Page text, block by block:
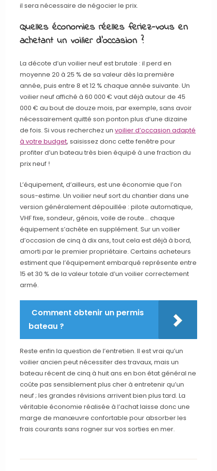
il sera nécessaire de négocier le prix.
Quelles économies réelles feriez-vous en
achetant un voilier d’occasion ?
La décote d’un voilier neuf est brutale : il perd en
moyenne 20 à 25 % de sa valeur dès la première
année, puis entre 8 et 12 % chaque année suivante. Un
voilier neuf affiché à 60 000 € vaut déjà autour de 45
000 € au bout de douze mois, par exemple, sans avoir
nécessairement quitté son ponton plus d’une dizaine
de fois. Si vous recherchez unvoilier d’occasion adapté
à votre budget, saisissez donc cette fenêtre pour
profiter d’un bateau très bien équipé à une fraction du
prix neuf !
L’équipement, d’ailleurs, est une économie que l’on
sous-estime. Un voilier neuf sort du chantier dans une
version généralement dépouillée : pilote automatique,
VHF fixe, sondeur, génois, voile de route… chaque
équipement s’achète en supplément. Sur un voilier
d’occasion de cinq à dix ans, tout cela est déjà à bord,
amorti par le premier propriétaire. Certains acheteurs
estiment que l’équipement embarqué représente entre
15 et 30 % de la valeur totale d’un voilier correctement
armé.
Comment obtenir un permis
bateau ?
Reste enfin la question de l’entretien. Il est vrai qu’un
voilier ancien peut nécessiter des travaux, mais un
bateau récent de cinq à huit ans en bon état général ne
coûte pas sensiblement plus cher à entretenir qu’un
neuf ; les grandes révisions arrivent bien plus tard. La
véritable économie réalisée à l’achat laisse donc une
marge de manœuvre confortable pour absorber les
frais courants sans rogner sur vos sorties en mer.